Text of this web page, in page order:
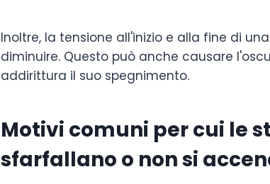
Inoltre, la tensione all'inizio e alla fine di
diminuire. Questo può anche causare
addirittura il suo spegnimento.
Motivi comuni per cui le
sfarfallano o non si